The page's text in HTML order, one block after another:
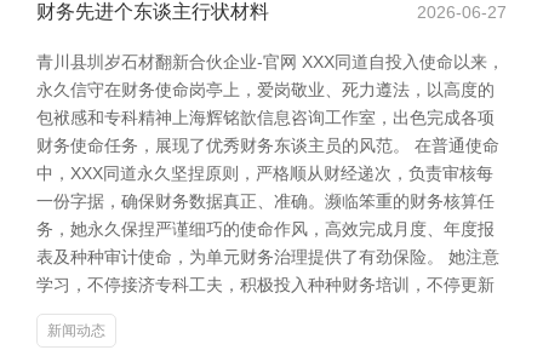
财务先进个东谈主行状材料 2026-06-27
青川县圳岁石材翻新合伙企业-官网 XXX同道自投入使命以来，
永久信守在财务使命岗亭上，爱岗敬业、死力遵法，以高度的
包袱感和专科精神上海辉铭歆信息咨询工作室，出色完成各项
财务使命任务，展现了优秀财务东谈主员的风范。 在普通使命
中，XXX同道永久坚捏原则，严格顺从财经递次，负责审核每
一份字据，确保财务数据真正、准确。濒临笨重的财务核算任
务，她永久保捏严谨细巧的使命作风，高效完成月度、年度报
表及种种审计使命，为单元财务治理提供了有劲保险。 她注意
学习，不停接济专科工夫，积极投入种种财务培训，不停更新
新闻动态